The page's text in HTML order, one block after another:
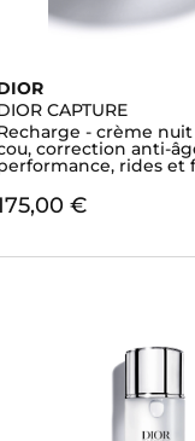
CAPTURE
- crème
correction anti-
rides et
€